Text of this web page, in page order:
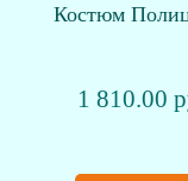
Костюм
1 810.00